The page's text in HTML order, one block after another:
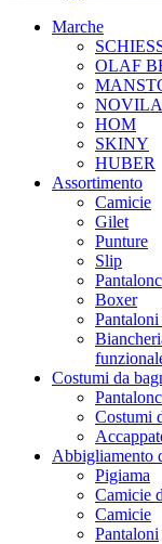
Marche
OLAF
NOVILA
HOM
SKINY
HUBER
Assortimento
Camicie
Gilet
Punture
Slip
Boxer
Costumi da
Costumi
Abbigliamento
Pigiama
Camicie
Camicie
Pantaloni